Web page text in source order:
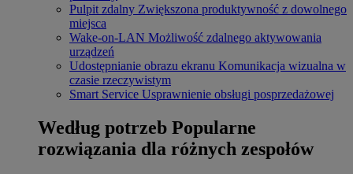
Pulpit zdalny Zwiększona produktywność z dowolnego
miejsca
Wake-on-LAN Możliwość zdalnego aktywowania
urządzeń
Udostępnianie obrazu ekranu Komunikacja wizualna w
czasie rzeczywistym
Smart Service Usprawnienie obsługi posprzedażowej
Według potrzeb Popularne
rozwiązania dla różnych zespołów